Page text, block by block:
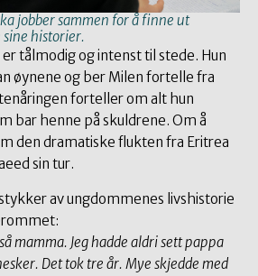
jobber sammen for å finne ut
historier.
tålmodig og intenst til stede. Hun
øynene og ber Milen fortelle fra
forteller om alt hun
bar henne på skuldrene. Om å
den dramatiske flukten fra Eritrea
sin tur.
av ungdommenes livshistorie
mamma. Jeg hadde aldri sett pappa
Det tok tre år. Mye skjedde med